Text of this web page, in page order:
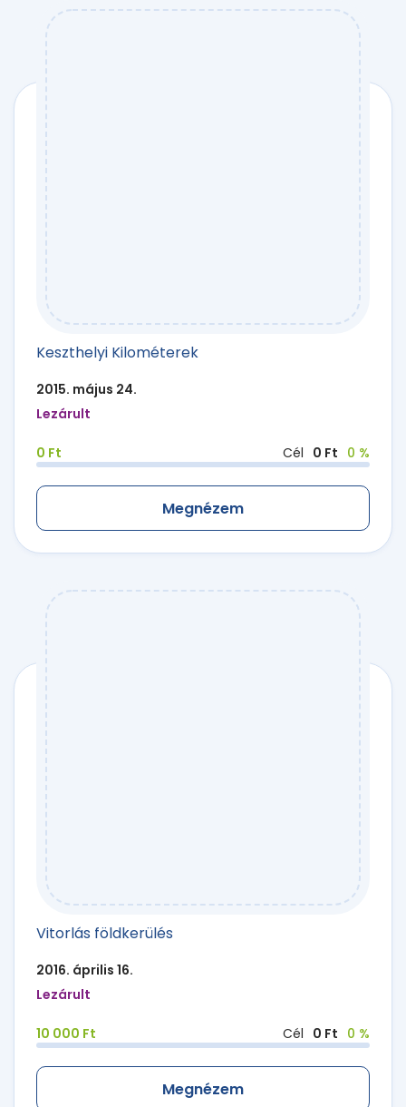
Keszthelyi Kilométerek
2015. május 24.
Lezárult
0 Ft Cél 0 Ft 0 %
Megnézem
Vitorlás földkerülés
2016. április 16.
Lezárult
10 000 Ft Cél 0 Ft 0 %
Megnézem